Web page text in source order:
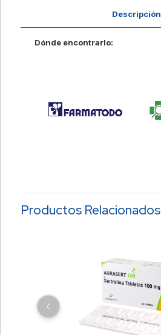
Descripción
Dónde encontrarlo:
Productos Relacionados